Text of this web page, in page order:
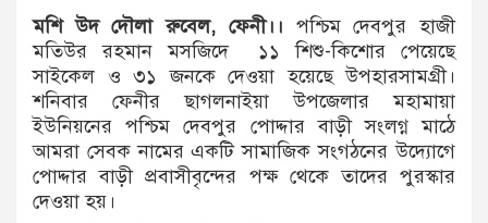
মশি উদ দৌলা রুবেল, ফেনী।। পশ্চিম দেবপুর হাজী
মতিউর রহমান মসজিদে ১১ শিশু-কিশোর পেয়েছে
সাইকেল ও ৩১ জনকে দেওয়া হয়েছে উপহারসামগ্রী।
শনিবার ফেনীর ছাগলনাইয়া উপজেলার মহামায়া
ইউনিয়নের পশ্চিম দেবপুর পোদ্দার বাড়ী সংলগ্ন মাঠে
আমরা সেবক নামের একটি সামাজিক সংগঠনের উদ্যোগে
পোদ্দার বাড়ী প্রবাসীবৃন্দের পক্ষ থেকে তাদের পুরস্কার
দেওয়া হয়।